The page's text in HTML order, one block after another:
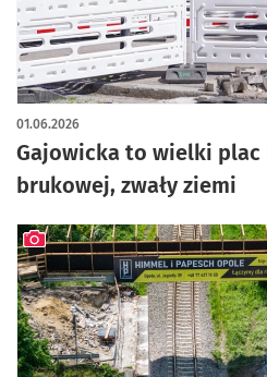
Gajowicka to wielki plac
brukowej, zwały ziemi
01.06.2026
artykuł z galerią zdjęć